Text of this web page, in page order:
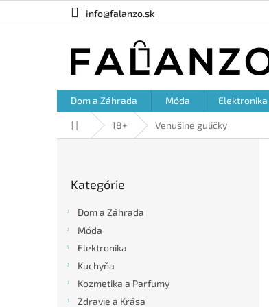
info@falanzo.sk
Dom a Záhrada Móda Elektronika
Domov18+ Venušine guličky
kategórie
Kategórie
Dom a Záhrada
Móda
Elektronika
Kuchyňa
Kozmetika a Parfumy
Zdravie a Krása